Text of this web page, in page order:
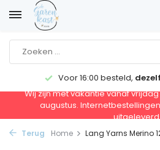
Voor 16:00 besteld,
Wij zijn met vakantie vanaf
augustus.
Terug Home Lang Yarns Merino